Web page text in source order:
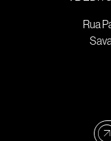
Rua